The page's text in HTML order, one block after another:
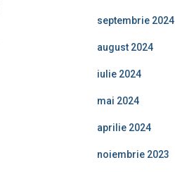
septembrie 2024
august 2024
iulie 2024
mai 2024
aprilie 2024
noiembrie 2023